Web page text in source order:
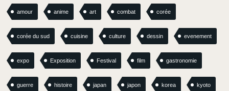
amour anime art combat corée
corée du sud cuisine culture dessin evenement
expo Exposition Festival film gastronomie
guerre histoire japan japon korea kyoto